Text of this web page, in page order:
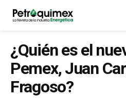
¿Quién es el
Pemex, Juan
Fragoso?